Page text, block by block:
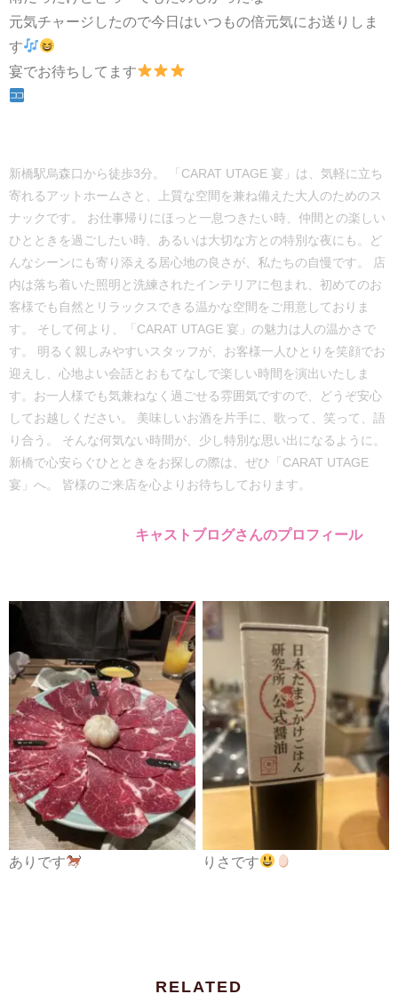
元気チャージしたので今日はいつもの倍元気にお送りしま
す
宴でお待ちしてます
新橋駅烏森口から徒歩3分。 「CARAT UTAGE 宴」は、気軽に立ち
寄れるアットホームさと、上質な空間を兼ね備えた大人のためのス
ナックです。 お仕事帰りにほっと一息つきたい時、仲間との楽しい
ひとときを過ごしたい時、あるいは大切な方との特別な夜にも。ど
んなシーンにも寄り添える居心地の良さが、私たちの自慢です。 店
内は落ち着いた照明と洗練されたインテリアに包まれ、初めてのお
客様でも自然とリラックスできる温かな空間をご用意しておりま
す。 そして何より、「CARAT UTAGE 宴」の魅力は人の温かさで
す。 明るく親しみやすいスタッフが、お客様一人ひとりを笑顔でお
迎えし、心地よい会話とおもてなしで楽しい時間を演出いたしま
す。お一人様でも気兼ねなく過ごせる雰囲気ですので、どうぞ安心
してお越しください。 美味しいお酒を片手に、歌って、笑って、語
り合う。 そんな何気ない時間が、少し特別な思い出になるように。
新橋で心安らぐひとときをお探しの際は、ぜひ「CARAT UTAGE
宴」へ。 皆様のご来店を心よりお待ちしております。
キャストブログさんのプロフィール
ありです りさです
RELATED